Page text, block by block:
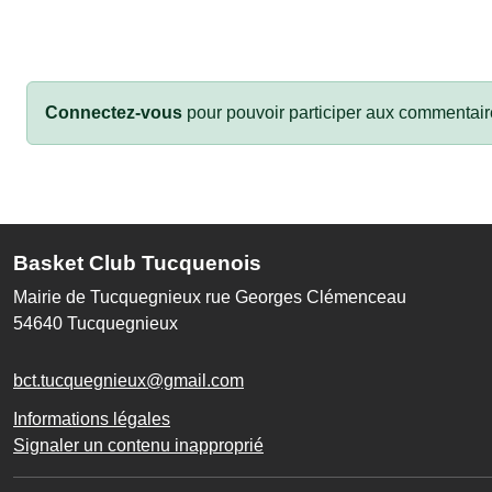
Connectez-vous pour pouvoir participer aux
Basket Club Tucquenois
Mairie de Tucquegnieux rue Georges Clémenceau
54640 Tucquegnieux
bct.tucquegnieux@gmail.com
Informations légales
Signaler un contenu inapproprié